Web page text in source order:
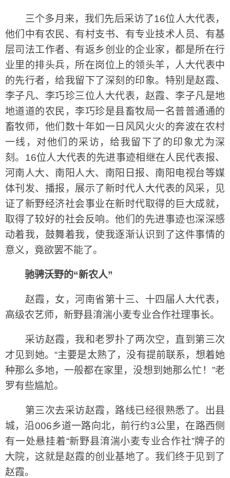
三个多月来，我们先后采访了16位人大代表，
他们中有农民、有村支书、有专业技术人员、有基
层司法工作者、有返乡创业的企业家，都是所在行
业里的排头兵，所在岗位上的领头羊，人大代表中
的先行者，给我留下了深刻的印象。特别是赵霞、
李子凡、李巧珍三位人大代表，赵霞、李子凡是地
地道道的农民，李巧珍是县畜牧局一名普普通通的
畜牧师，他们数十年如一日风风火火的奔波在农村
一线，对他们的采访，给我留下了的印象尤为深
刻。16位人大代表的先进事迹相继在人民代表报、
河南人大、南阳人大、南阳日报、南阳电视台等媒
体刊发、播报，展示了新时代人大代表的风采，见
证了新野经济社会事业在新时代取得的巨大成就，
取得了较好的社会反响。他们的先进事迹也深深感
动着我，鼓舞着我，使我逐渐认识到了这件事情的
意义，竟欲罢不能了。
驰骋沃野的“新农人”
赵霞，女，河南省第十三、十四届人大代表，
高级农艺师，新野县淯湍小麦专业合作社理事长。
采访赵霞，我和老罗扑了两次空，直到第三次
才见到她。“主要是太熟了，没有提前联系，想着她
种那么多地，一般都在家里，没想到她那么忙！”老
罗有些尴尬。
第三次去采访赵霞，路线已经很熟悉了。出县
城，沿006乡道一路向北，前行约3公里，在路西侧
有一处悬挂着“新野县淯湍小麦专业合作社”牌子的
大院，这就是赵霞的创业基地了。我们终于见到了
赵霞。